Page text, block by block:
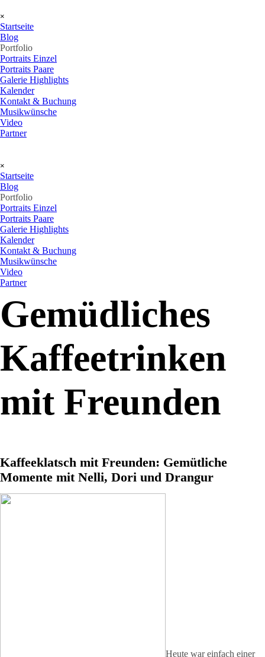
×
Startseite
Blog
Portfolio
Portraits Einzel
Portraits Paare
Galerie Highlights
Kalender
Kontakt & Buchung
Musikwünsche
Video
Partner
×
Startseite
Blog
Portfolio
Portraits Einzel
Portraits Paare
Galerie Highlights
Kalender
Kontakt & Buchung
Musikwünsche
Video
Partner
Gemüdliches
Kaffeetrinken
mit Freunden
Kaffeeklatsch mit Freunden: Gemütliche
Momente mit Nelli, Dori und Drangur
Heute war einfach einer